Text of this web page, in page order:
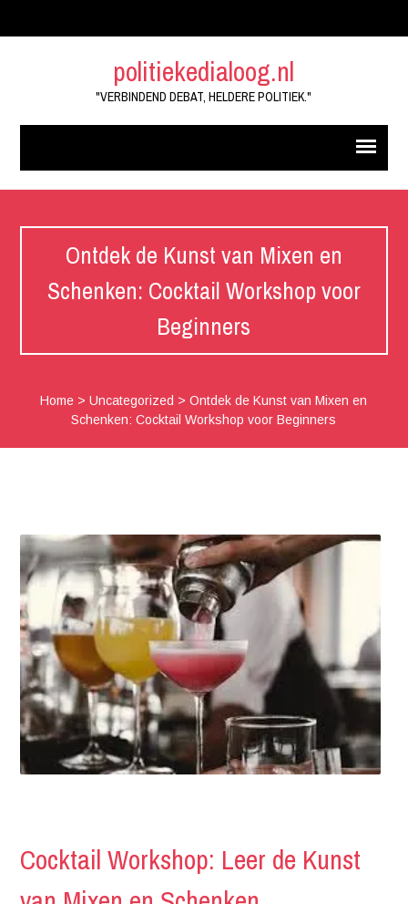
politiekedialoog.nl
"VERBINDEND DEBAT, HELDERE POLITIEK."
Ontdek de Kunst van Mixen en
Schenken: Cocktail Workshop voor
Beginners
Home >Uncategorized >Ontdek de Kunst van Mixen en
Schenken: Cocktail Workshop voor Beginners
Cocktail Workshop: Leer de Kunst